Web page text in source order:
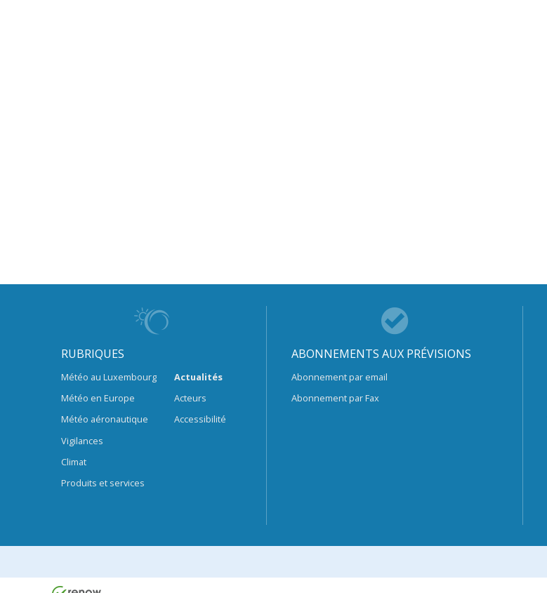
RUBRIQUES
Météo au Luxembourg
Météo en Europe
Météo aéronautique
Vigilances
Climat
Produits et services
Actualités
Acteurs
Accessibilité
ABONNEMENTS AUX PRÉVISIONS
Abonnement par email
Abonnement par Fax